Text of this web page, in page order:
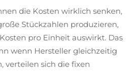
die Kosten wirklich senken,
Stückzahlen produzieren,
pro Einheit auswirkt. Das
wenn Hersteller gleichzeitig
verteilen sich die fixen